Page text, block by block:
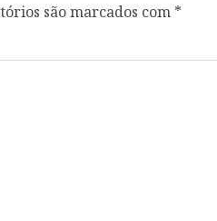
são marcados com *